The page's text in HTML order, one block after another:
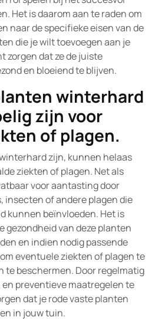
Het is daarom aan te raden om
naar de specifieke eisen van de
die je wilt toevoegen aan je
zorgen dat ze de juiste
en bloeiend te blijven.
winterhard
zijn voor
of plagen.
zijn, kunnen helaas
ziekten of plagen. Net als
voor aantasting door
insecten of andere plagen die
kunnen beïnvloeden. Het is
gezondheid van deze planten
en indien nodig passende
eventuele ziekten of plagen te
te beschermen. Door regelmatig
preventieve maatregelen te
dat je rode vaste planten
in jouw tuin.